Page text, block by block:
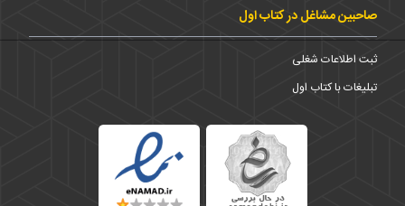
صاحبین مشاغل در کتاب اول
ثبت اطلاعات شغلی
تبلیغات با کتاب اول